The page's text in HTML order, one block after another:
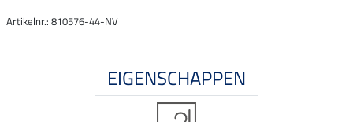
Artikelnr.: 810576-44-NV
EIGENSCHAPPEN